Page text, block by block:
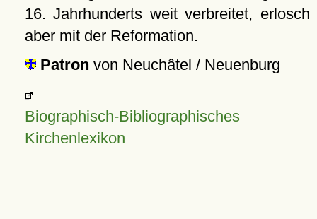
16. Jahrhunderts weit verbreitet, erlosch
aber mit der Reformation.
Patron von Neuchâtel / Neuenburg
Biographisch-Bibliographisches
Kirchenlexikon